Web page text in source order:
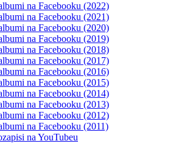
na Facebooku (2022)
na Facebooku (2021)
na Facebooku (2020)
na Facebooku (2019)
na Facebooku (2018)
na Facebooku (2017)
na Facebooku (2016)
na Facebooku (2015)
na Facebooku (2014)
na Facebooku (2013)
na Facebooku (2012)
na Facebooku (2011)
na YouTubeu